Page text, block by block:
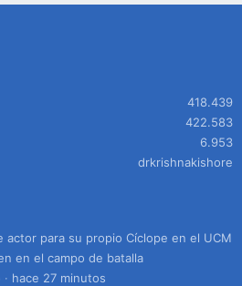
418.439
422.583
6.953
drkrishnakishore
actor para su propio Cíclope en el UCM
en el campo de batalla
hace 27 minutos